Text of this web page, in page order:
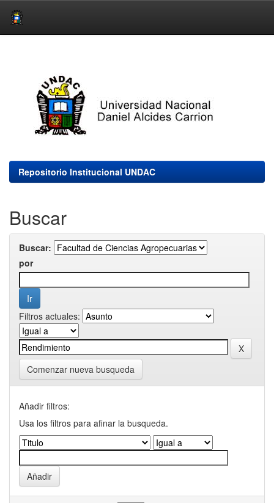
Repositorio Institucional UNDAC
Buscar
Buscar:
por
Filtros actuales:
Comenzar nueva busqueda
Añadir filtros:
Usa los filtros para afinar la busqueda.